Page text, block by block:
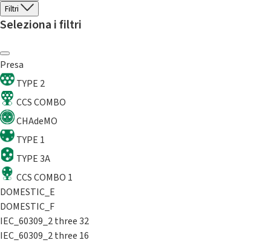
Filtri
Seleziona i filtri
Presa
TYPE 2
CCS COMBO
CHAdeMO
TYPE 1
TYPE 3A
CCS COMBO 1
DOMESTIC_E
DOMESTIC_F
IEC_60309_2 three 32
IEC_60309_2 three 16